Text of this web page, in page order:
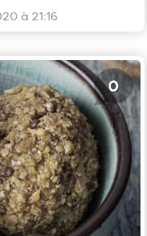
à 21:16
0